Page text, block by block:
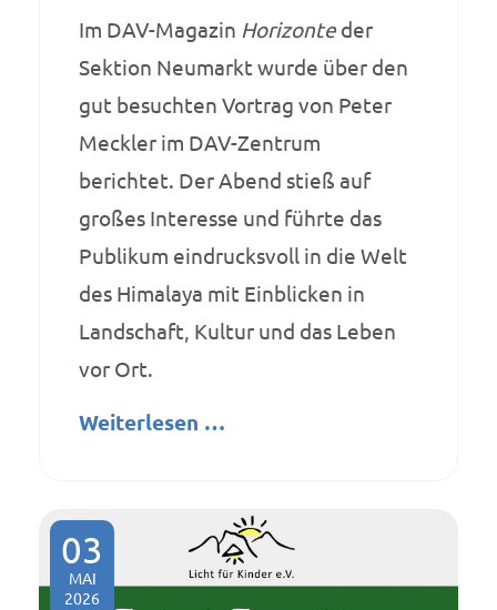
Im DAV-Magazin Horizonte der
Sektion Neumarkt wurde über den
gut besuchten Vortrag von Peter
Meckler im DAV-Zentrum
berichtet. Der Abend stieß auf
großes Interesse und führte das
Publikum eindrucksvoll in die Welt
des Himalaya mit Einblicken in
Landschaft, Kultur und das Leben
vor Ort.
Weiterlesen …
03
MAI
2026